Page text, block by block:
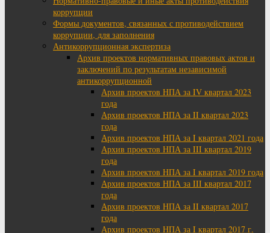
коррупции
Формы документов, связанных с противодействием
коррупции, для заполнения
Антикоррупционная экспертиза
Архив проектов нормативных правовых актов и
заключений по результатам независимой
антикоррупционной
Архив проектов НПА за IV квартал 2023
года
Архив проектов НПА за II квартал 2023
года
Архив проектов НПА за I квартал 2021 года
Архив проектов НПА за III квартал 2019
года
Архив проектов НПА за I квартал 2019 года
Архив проектов НПА за III квартал 2017
года
Архив проектов НПА за II квартал 2017
года
Архив проектов НПА за I квартал 2017 г.